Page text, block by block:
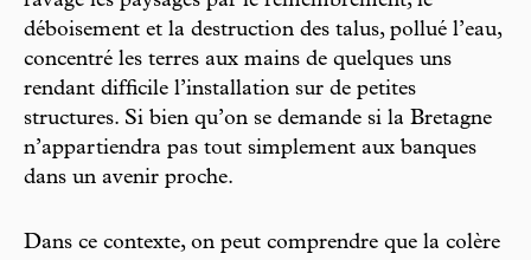
déboisement et la destruction des talus, pollué l’eau,
concentré les terres aux mains de quelques uns
rendant difficile l’installation sur de petites
structures. Si bien qu’on se demande si la Bretagne
n’appartiendra pas tout simplement aux banques
dans un avenir proche.
Dans ce contexte, on peut comprendre que la colère